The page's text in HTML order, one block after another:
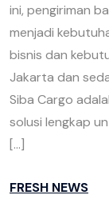
ini, pengiriman
menjadi
bisnis dan
Jakarta dan
Siba Cargo
solusi lengkap
[…]
FRESH NEWS